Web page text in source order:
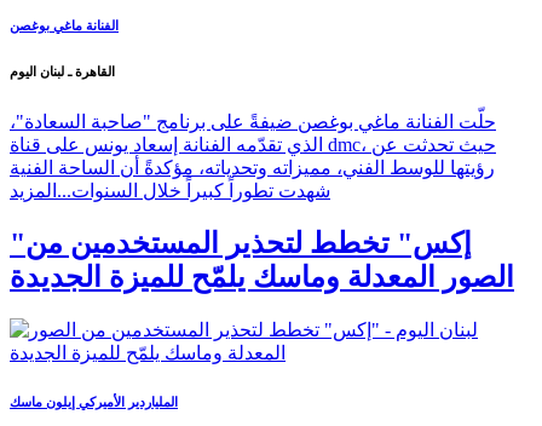
الفنانة ماغي بوغصن
القاهرة ـ لبنان اليوم
حلّت الفنانة ماغي بوغصن ضيفةً على برنامج "صاحبة السعادة"،
الذي تقدّمه الفنانة إسعاد يونس على قناة dmc، حيث تحدثت عن
رؤيتها للوسط الفني، مميزاته وتحدياته، مؤكدةً أن الساحة الفنية
شهدت تطوراً كبيراً خلال السنوات... المزيد
"إكس" تخطط لتحذير المستخدمين من
الصور المعدلة وماسك يلمّح للميزة الجديدة
الملياردير الأميركي إيلون ماسك